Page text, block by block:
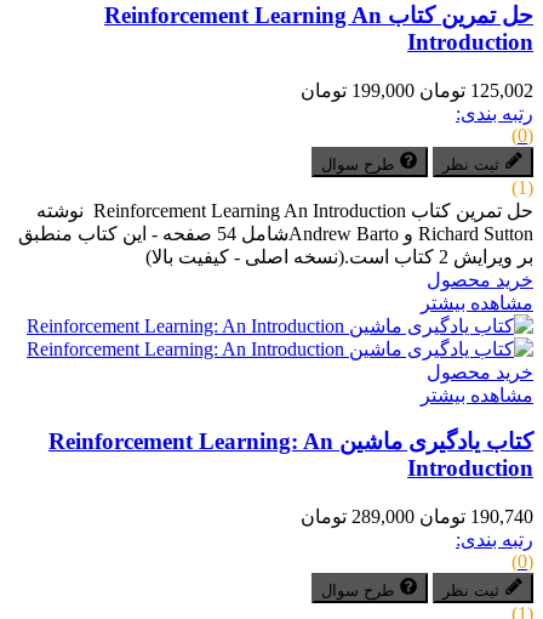
حل تمرین کتاب Reinforcement Learning An
Introduction
125,002 تومان
199,000 تومان
رتبه بندی:
(0)
ثبت نظر طرح سوال
(1)
حل تمرین کتاب Reinforcement Learning An Introduction نوشته
Richard Sutton و Andrew Bartoشامل 54 صفحه - این کتاب منطبق
بر ویرایش 2 کتاب است.(نسخه اصلی - کیفیت بالا)
خرید محصول
مشاهده بیشتر
خرید محصول
مشاهده بیشتر
کتاب یادگیری ماشین Reinforcement Learning: An
Introduction
190,740 تومان
289,000 تومان
رتبه بندی:
(0)
ثبت نظر طرح سوال
(1)